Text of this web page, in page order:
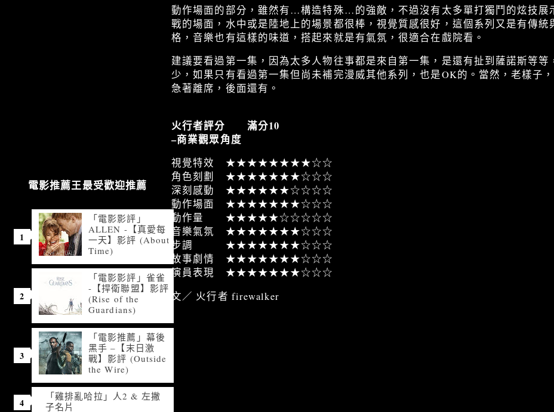
動作場面的部分，雖然有…構造特殊…的強敵，不過沒有太多單打獨鬥的炫技展
戰的場面，水中或是陸地上的場景都很棒，視覺質感很好，這個系列又是有傳統
格，音樂也有這樣的味道，搭起來就是有氣氛，很適合在戲院看。
建議要看過第一集，因為太多人物往事都是來自第一集，是還有扯到薩諾斯等等
少，如果只有看過第一集但尚未補完漫威其他系列，也是OK的。當然，老樣子
急著離席，後面還有。
火行者評分 滿分10
–商業觀眾角度
視覺特效 ★★★★★★★★☆☆
角色刻劃 ★★★★★★★☆☆☆
深刻感動 ★★★★★★☆☆☆☆
動作場面 ★★★★★★★☆☆☆
動作量 ★★★★★☆☆☆☆☆
音樂氣氛 ★★★★★★★☆☆☆
步調 ★★★★★★★☆☆☆
故事劇情 ★★★★★★★☆☆☆
演員表現 ★★★★★★★☆☆☆
文／ 火行者 firewalker
電影推薦王最受歡迎推薦
「電影影評」
ALLEN -【真愛每
一天】影評 (About
Time)
「電影影評」雀雀
-【捍衛聯盟】影評
(Rise of the
Guardians)
「電影推薦」幕後
黑手 –【末日激
戰】影評 (Outside
the Wire)
「雞排亂哈拉」人2 & 左撇
子名片